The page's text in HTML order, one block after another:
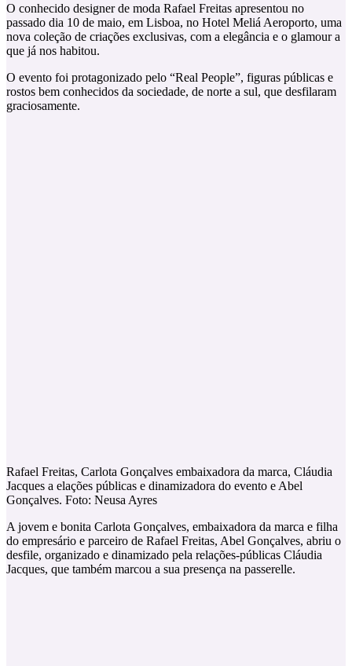
O conhecido designer de moda Rafael Freitas apresentou no
passado dia 10 de maio, em Lisboa, no Hotel Meliá Aeroporto, uma
nova coleção de criações exclusivas, com a elegância e o glamour a
que já nos habitou.
O evento foi protagonizado pelo “Real People”, figuras públicas e
rostos bem conhecidos da sociedade, de norte a sul, que desfilaram
graciosamente.
Rafael Freitas, Carlota Gonçalves embaixadora da marca, Cláudia
Jacques a elações públicas e dinamizadora do evento e Abel
Gonçalves. Foto: Neusa Ayres
A jovem e bonita Carlota Gonçalves, embaixadora da marca e filha
do empresário e parceiro de Rafael Freitas, Abel Gonçalves, abriu o
desfile, organizado e dinamizado pela relações-públicas Cláudia
Jacques, que também marcou a sua presença na passerelle.